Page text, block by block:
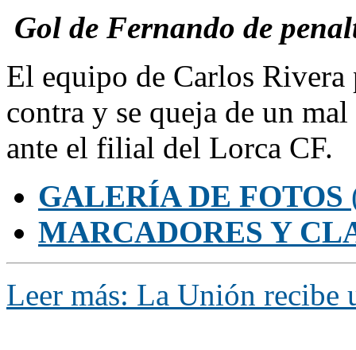
Gol de Fernando de
El equipo de Carlos
contra y se queja de un
ante el filial del Lorca CF.
GALERÍA DE FOTOS
MARCADORES Y
Leer más: La Unión